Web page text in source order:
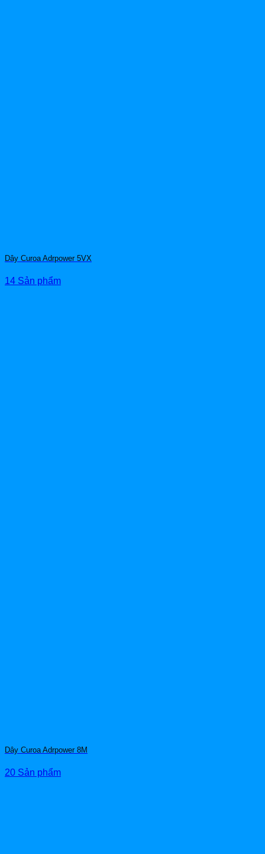
Dây Curoa Adrpower 5VX
14 Sản phẩm
Dây Curoa Adrpower 8M
20 Sản phẩm